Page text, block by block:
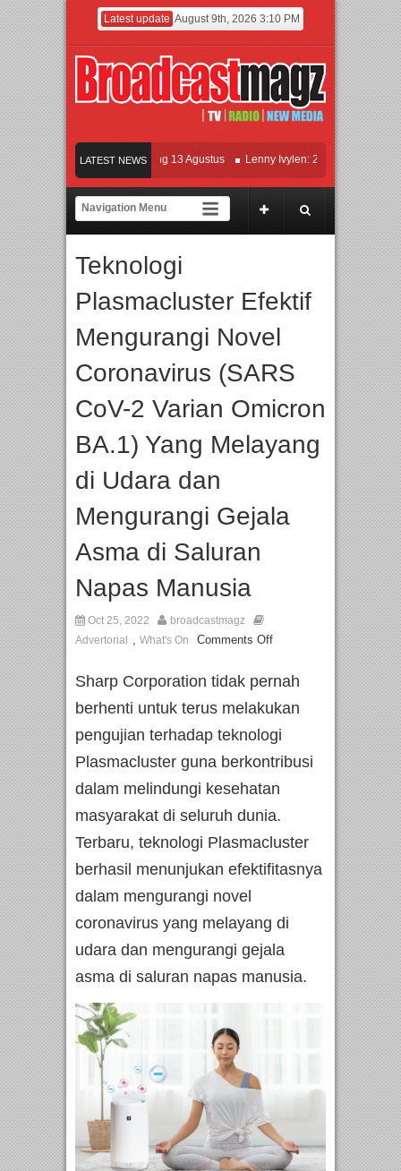
Latest update August 9th, 2026 3:10 PM
LATEST NEWS
MEJIK Siap Tayang 13 Agustus Lenny Ivylen: 26 Tahun Jaga
Universitas Agung Podomoro Jalin Kerja Sama Pendidikan dan Riset untuk
Teknologi
Plasmacluster Efektif
Mengurangi Novel
Coronavirus (SARS
CoV-2 Varian Omicron
BA.1) Yang Melayang
di Udara dan
Mengurangi Gejala
Asma di Saluran
Napas Manusia
Oct 25, 2022
broadcastmagz
Advertorial
, What's On Comments Off
Sharp Corporation tidak pernah
berhenti untuk terus melakukan
pengujian terhadap teknologi
Plasmacluster guna berkontribusi
dalam melindungi kesehatan
masyarakat di seluruh dunia.
Terbaru, teknologi Plasmacluster
berhasil menunjukan efektifitasnya
dalam mengurangi novel
coronavirus yang melayang di
udara dan mengurangi gejala
asma di saluran napas manusia.